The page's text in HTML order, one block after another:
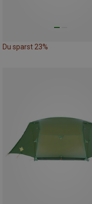
Du sparst 23%